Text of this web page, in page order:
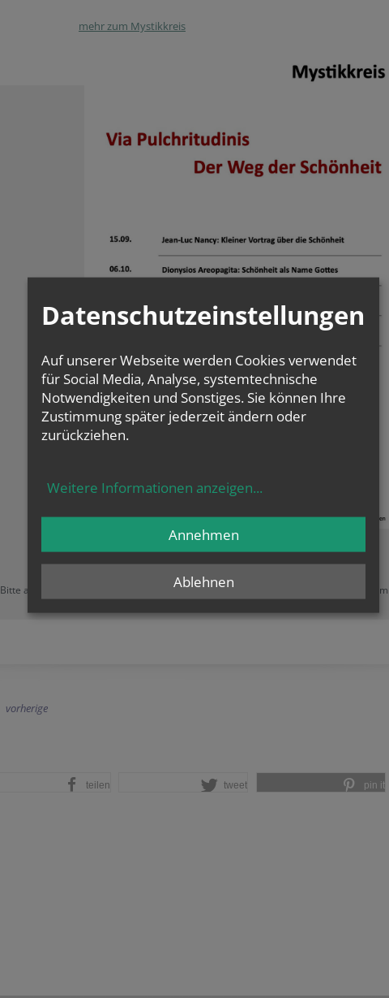
mehr zum Mystikkreis
Bitte akzeptieren Sie
Cookies von Google Mapsund
, um
vorherige
teilen tweet pin it
Datenschutzeinstellungen
Auf unserer Webseite werden Cookies verwendet
für Social Media, Analyse, systemtechnische
Notwendigkeiten und Sonstiges. Sie können Ihre
Zustimmung später jederzeit ändern oder
zurückziehen.
Weitere Informationen anzeigen...
Ablehnen
Annehmen